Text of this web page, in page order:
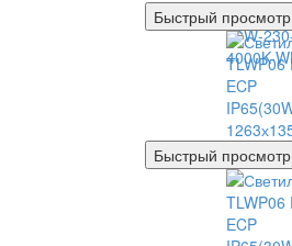
Быстрый просмотр
Быстрый просмотр